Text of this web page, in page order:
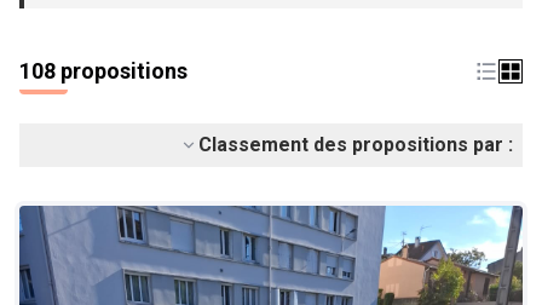
108 propositions
Classement des propositions par :